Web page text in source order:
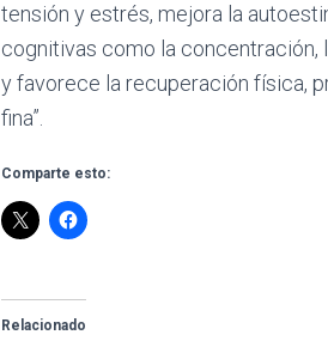
tensión y estrés, mejora la
cognitivas como la concentración,
y favorece la recuperación física,
fina”.
Comparte esto:
Relacionado